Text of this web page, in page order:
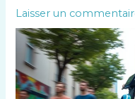
Laisser un